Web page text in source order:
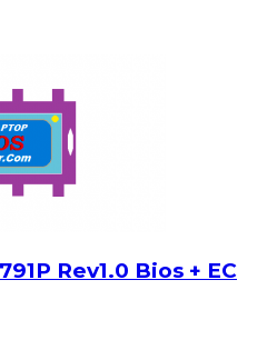
Rev1.0 Bios + EC